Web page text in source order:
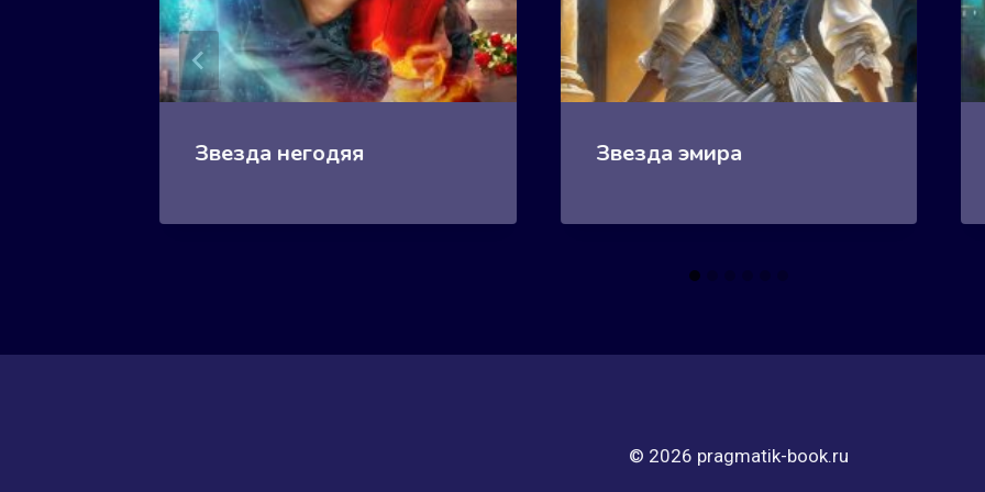
Звезда негодяя Звезда эмира
© 2026 pragmatik-book.ru